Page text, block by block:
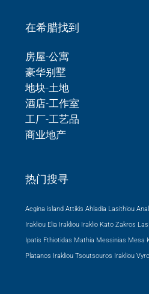
在希腊找到
房屋-公寓
豪华别墅
地块-土地
酒店-工作室
工厂-工艺品
商业地产
热门搜寻
Aegina island Attikis Ahladia Lasithiou
Irakliou Elia Irakliou Iraklio Kato Zakros
Ipatis Fthiotidas Mathia Messinias Mesa
Platanos Irakliou Tsoutsouros Irakliou